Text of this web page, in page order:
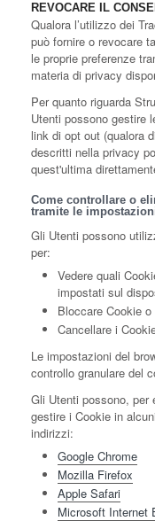
REVOCARE IL
Qualora l’utilizzo dei
può fornire o revocare
le proprie preferenze
materia di privacy
Per quanto riguarda
Utenti possono gestire
link di opt out (qualora
descritti nella privacy
quest'ultima
Come controllare o
tramite le
Gli Utenti possono
per:
Vedere quali
impostati sul
Bloccare Cookie
Cancellare i
Le impostazioni del
controllo granulare del
Gli Utenti possono, per
gestire i Cookie in
indirizzi:
Google Chrome
Mozilla Firefox
Apple Safari
Microsoft Internet